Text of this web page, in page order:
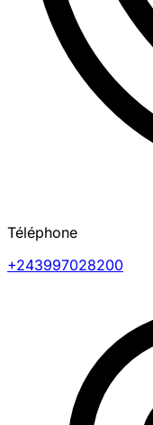
Téléphone
+243997028200